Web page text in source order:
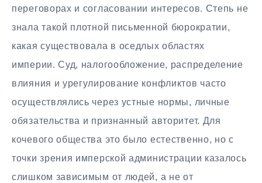
переговорах и согласовании интересов. Степь не
знала такой плотной письменной бюрократии,
какая существовала в оседлых областях
империи. Суд, налогообложение, распределение
влияния и урегулирование конфликтов часто
осуществлялись через устные нормы, личные
обязательства и признанный авторитет. Для
кочевого общества это было естественно, но с
точки зрения имперской администрации казалось
слишком зависимым от людей, а не от